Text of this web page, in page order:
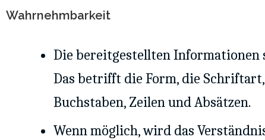
Wahrnehmbarkeit
Die bereitgestellten Informationen
Das betrifft die Form, die
Buchstaben, Zeilen und Absätzen.
Wenn möglich, wird das